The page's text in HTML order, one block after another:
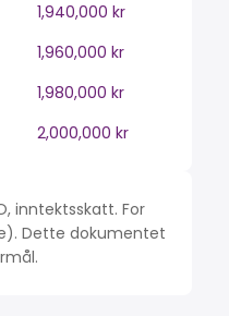
1,940,000 kr
1,960,000 kr
1,980,000 kr
2,000,000 kr
inntektsskatt. For
Dette dokumentet